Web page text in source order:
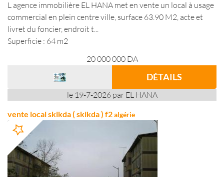
L agence immobilière EL HANA met en vente un local à usage
commercial en plein centre ville, surface 63.90 M2, acte et
livret du foncier, endroit t...
Superficie : 64 m2
20 000 000 DA
DÉTAILS
le 19-7-2026 par EL HANA
vente local skikda ( skikda ) f2algérie